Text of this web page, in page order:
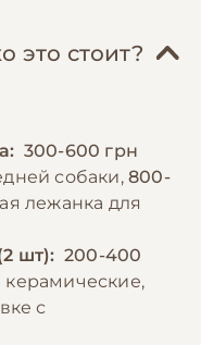
от
обучение
сформировать
собаку.
–
избегая как
доступ
собакам также
с
это стоит?
300-600 грн
собаки, 800-
лежанка для
шт): 200-400
с